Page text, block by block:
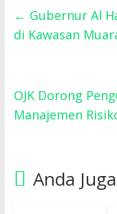
← Gubernur Al
di Kawasan
OJK Dorong
Manajemen
Anda